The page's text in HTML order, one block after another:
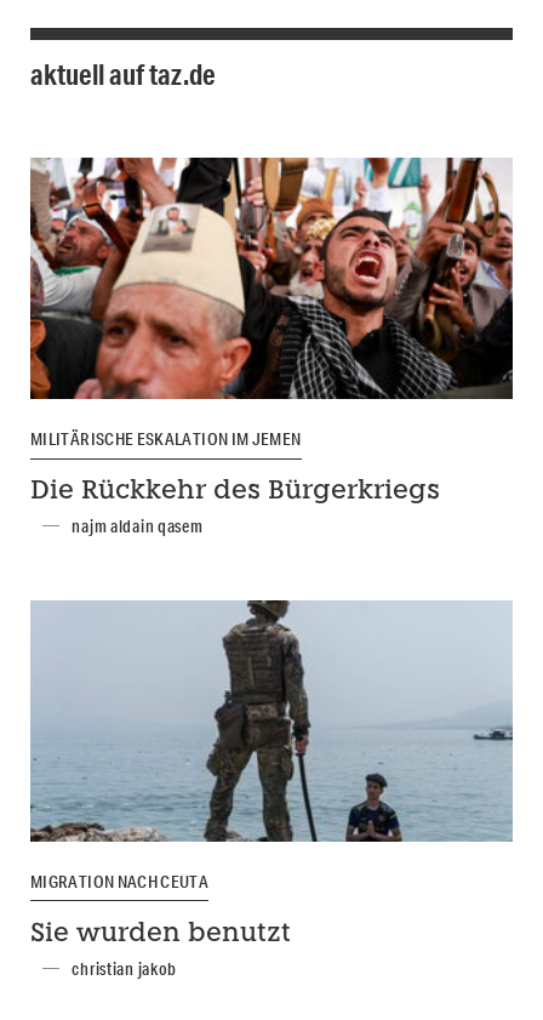
aktuell auf taz.de
MILITÄRISCHE ESKALATION IM JEMEN
Die Rückkehr des Bürgerkriegs
najm aldain qasem
MIGRATION NACH CEUTA
Sie wurden benutzt
christian jakob